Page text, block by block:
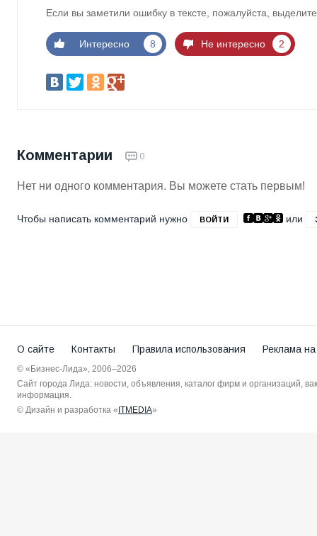
Если вы заметили ошибку в тексте, пожалуйста,
Интересно 8 Не интересно 2
Комментарии 0
Нет ни одного комментария. Вы можете стать первым!
Чтобы написать комментарий нужно ВОЙТИ или
О сайте Контакты Правила использования Реклама
© «Бизнес-Лида», 2006–2026
Сайт города Лида: новости, объявления, каталог фирм и организаций,
информация.
© Дизайн и разработка «ITMEDIA»